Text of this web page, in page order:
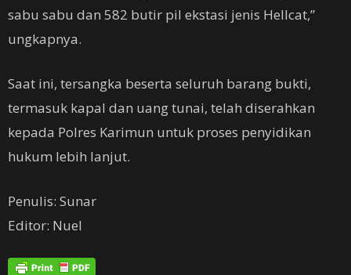
sabu sabu dan 582 butir pil ekstasi jenis Hellcat,”
ungkapnya.
Saat ini, tersangka beserta seluruh barang bukti,
termasuk kapal dan uang tunai, telah diserahkan
kepada Polres Karimun untuk proses penyidikan
hukum lebih lanjut.
Penulis: Sunar
Editor: Nuel